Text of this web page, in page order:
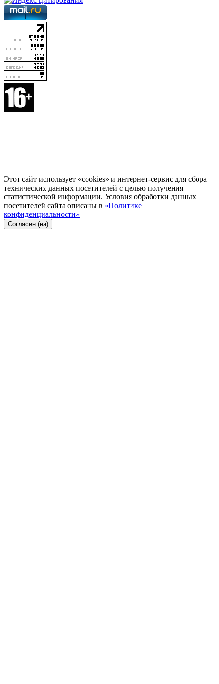
Этот сайт использует «cookies» и интернет-сервис для сбора
технических данных посетителей с целью получения
статистической информации. Условия обработки данных
посетителей сайта описаны в «Политике
конфиденциальности»
Согласен (на)